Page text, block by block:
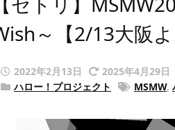
～【2/13大阪よ
2022年2月13日
2025年4月29日
ハロー！プロジェクト
MSMW,